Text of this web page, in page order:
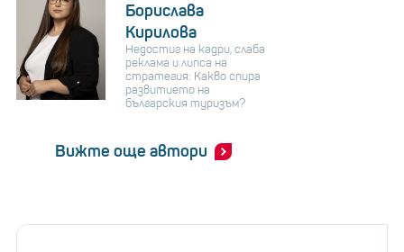
Борислава
Кирилова
Недостиг на кадри, слаба
реклама и липса на
стратегия: Какво спира
развитието на
българския туризъм?
Вижте още автори